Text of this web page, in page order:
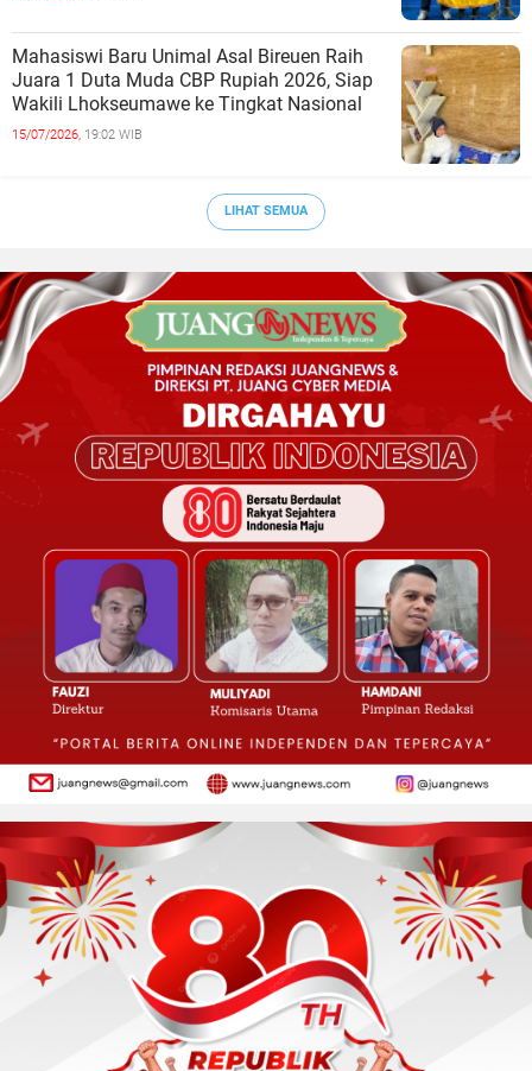
Mahasiswi Baru Unimal Asal Bireuen Raih
Juara 1 Duta Muda CBP Rupiah 2026, Siap
Wakili Lhokseumawe ke Tingkat Nasional
15/07/2026, 19:02 WIB
LIHAT SEMUA